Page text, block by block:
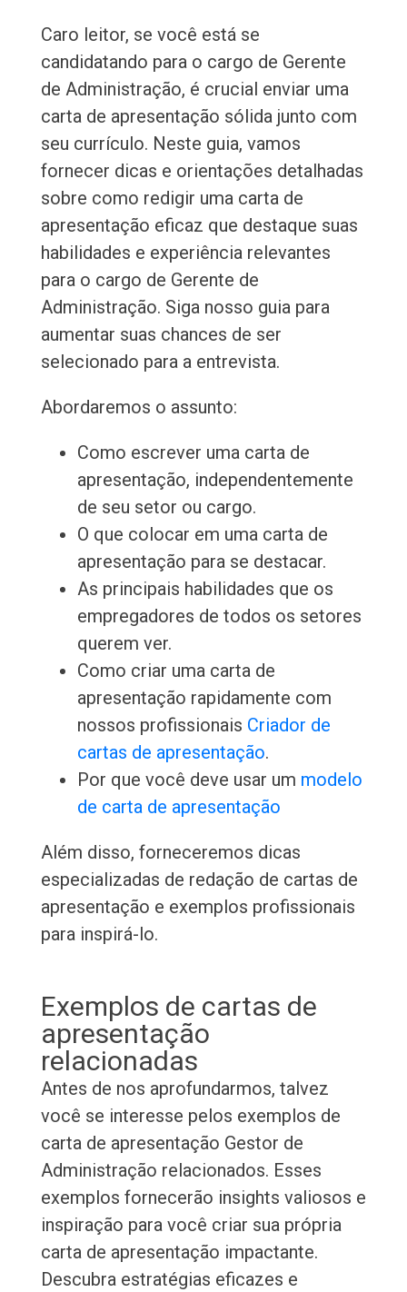
Caro leitor, se você está se
candidatando para o cargo de Gerente
de Administração, é crucial enviar uma
carta de apresentação sólida junto com
seu currículo. Neste guia, vamos
fornecer dicas e orientações detalhadas
sobre como redigir uma carta de
apresentação eficaz que destaque suas
habilidades e experiência relevantes
para o cargo de Gerente de
Administração. Siga nosso guia para
aumentar suas chances de ser
selecionado para a entrevista.
Abordaremos o assunto:
Como escrever uma carta de
apresentação, independentemente
de seu setor ou cargo.
O que colocar em uma carta de
apresentação para se destacar.
As principais habilidades que os
empregadores de todos os setores
querem ver.
Como criar uma carta de
apresentação rapidamente com
nossos profissionais Criador de
cartas de apresentação.
Por que você deve usar um modelo
de carta de apresentação
Além disso, forneceremos dicas
especializadas de redação de cartas de
apresentação e exemplos profissionais
para inspirá-lo.
Exemplos de cartas de
apresentação
relacionadas
Antes de nos aprofundarmos, talvez
você se interesse pelos exemplos de
carta de apresentação Gestor de
Administração relacionados. Esses
exemplos fornecerão insights valiosos e
inspiração para você criar sua própria
carta de apresentação impactante.
Descubra estratégias eficazes e